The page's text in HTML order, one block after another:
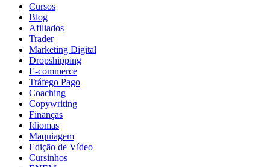
Cursos
Blog
Afiliados
Trader
Marketing Digital
Dropshipping
E-commerce
Tráfego Pago
Coaching
Copywriting
Finanças
Idiomas
Maquiagem
Edição de Vídeo
Cursinhos